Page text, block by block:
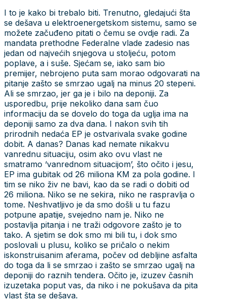
I to je kako bi trebalo biti. Trenutno, gledajući šta
se dešava u elektroenergetskom sistemu, samo se
možete začuđeno pitati o čemu se ovdje radi. Za
mandata prethodne Federalne vlade zadesio nas
jedan od najvećih snjegova u stoljeću, potom
poplave, a i suše. Sjećam se, iako sam bio
premijer, nebrojeno puta sam morao odgovarati na
pitanje zašto se smrzao ugalj na minus 20 stepeni.
Ali se smrzao, jer ga je i bilo na deponiji. Za
usporedbu, prije nekoliko dana sam čuo
informaciju da se dovelo do toga da uglja ima na
deponiji samo za dva dana. I nakon svih tih
prirodnih nedaća EP je ostvarivala svake godine
dobit. A danas? Danas kad nemate nikakvu
vanrednu situaciju, osim ako ovu vlast ne
smatramo ‘vanrednom situacijom’, što očito i jesu,
EP ima gubitak od 26 miliona KM za pola godine. I
tim se niko živ ne bavi, kao da se radi o dobiti od
26 miliona. Niko se ne sekira, niko ne raspravlja o
tome. Neshvatljivo je da smo došli u tu fazu
potpune apatije, svejedno nam je. Niko ne
postavlja pitanja i ne traži odgovore zašto je to
tako. A sjetim se dok smo mi bili tu, i dok smo
poslovali u plusu, koliko se pričalo o nekim
iskonstruisanim aferama, počev od debljine asfalta
do toga da li se smrzao i zašto se smrzao ugalj na
deponiji do raznih tendera. Očito je, izuzev časnih
izuzetaka poput vas, da niko i ne pokušava da pita
vlast šta se dešava.